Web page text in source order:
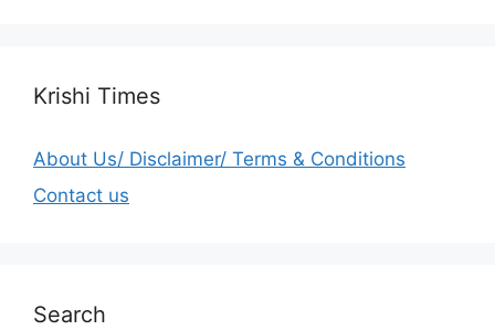
Krishi Times
About Us/ Disclaimer/ Terms & Conditions
Contact us
Search